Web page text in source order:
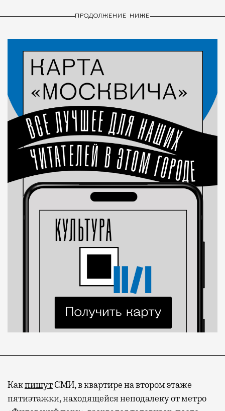
ПРОДОЛЖЕНИЕ НИЖЕ
КакпишутСМИ, в квартире на втором этаже
пятиэтажки, находящейся неподалеку от метро